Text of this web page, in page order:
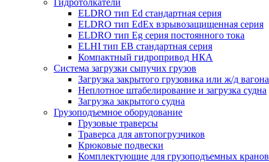
Гидротолкатели
ELDRO тип Ed стандартная серия
ELDRO тип EdEx взрывозащищенная серия
ELDRO тип Eg серия постоянного тока
ELHI тип ЕВ стандартная серия
Компактный гидропривод НКА
Система загрузки сыпучих грузов
Загрузка закрытого грузовика или ж/д вагона
Неплотное штабелирование и загрузка судна
Загрузка закрытого судна
Грузоподъемное оборудование
Грузовые траверсы
Траверса для автопогрузчиков
Крюковые подвески
Комплектующие для грузоподъемных кранов